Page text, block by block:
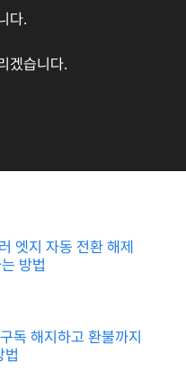
다.
겠습니다.
엣지 자동 전환 해제
방법
독 해지하고 환불까지
법